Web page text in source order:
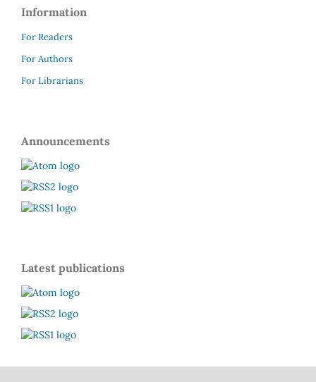
Information
For Readers
For Authors
For Librarians
Announcements
Latest publications